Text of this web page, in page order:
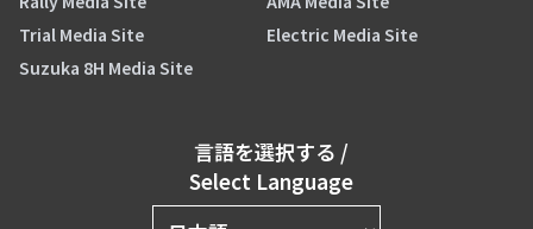
Trial Media Site
Electric Media Site
Suzuka 8H Media Site
言語を選択する /
Select Language